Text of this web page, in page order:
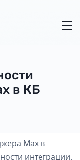
в КБ
Max в
интеграции.